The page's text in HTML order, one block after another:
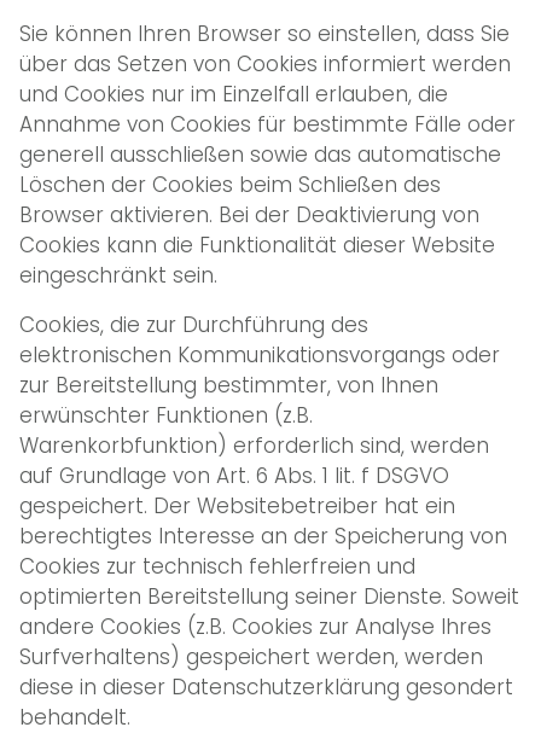
Sie können Ihren Browser so einstellen, dass Sie
über das Setzen von Cookies informiert werden
und Cookies nur im Einzelfall erlauben, die
Annahme von Cookies für bestimmte Fälle oder
generell ausschließen sowie das automatische
Löschen der Cookies beim Schließen des
Browser aktivieren. Bei der Deaktivierung von
Cookies kann die Funktionalität dieser Website
eingeschränkt sein.
Cookies, die zur Durchführung des
elektronischen Kommunikationsvorgangs oder
zur Bereitstellung bestimmter, von Ihnen
erwünschter Funktionen (z.B.
Warenkorbfunktion) erforderlich sind, werden
auf Grundlage von Art. 6 Abs. 1 lit. f DSGVO
gespeichert. Der Websitebetreiber hat ein
berechtigtes Interesse an der Speicherung von
Cookies zur technisch fehlerfreien und
optimierten Bereitstellung seiner Dienste. Soweit
andere Cookies (z.B. Cookies zur Analyse Ihres
Surfverhaltens) gespeichert werden, werden
diese in dieser Datenschutzerklärung gesondert
behandelt.